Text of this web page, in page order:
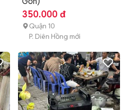
350.000 đ
Quận 10
P. Diên Hồng mới